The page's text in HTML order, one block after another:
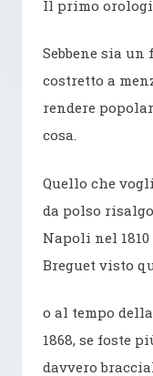
Il primo
Sebbene sia
costretto a
rendere
cosa.
Quello che
da polso
Napoli nel
Breguet visto
o al tempo
1868, se foste
davvero